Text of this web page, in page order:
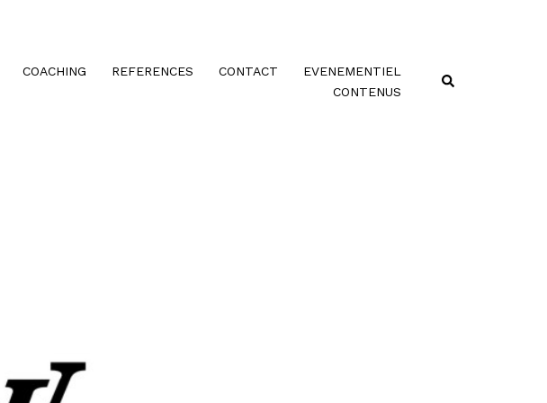
COACHING REFERENCES CONTACT
EVENEMENTIEL
CONTENUS
Rechercher